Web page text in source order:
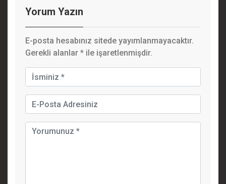
Yorum Yazın
E-posta hesabınız sitede yayımlanmayacaktır.
Gerekli alanlar * ile işaretlenmişdir.